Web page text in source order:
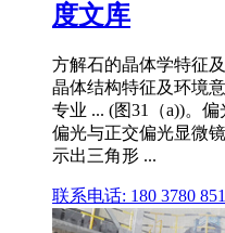
度文库
方解石的晶体学特征
晶体结构特征及环境
专业 ... (图31（a))。
偏光与正交偏光显微
示出三角形 ...
联系电话: 180 3780